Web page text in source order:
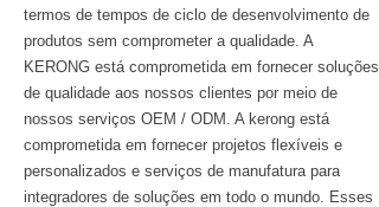
termos de tempos de ciclo de desenvolvimento de
produtos sem comprometer a qualidade. A
KERONG está comprometida em fornecer soluções
de qualidade aos nossos clientes por meio de
nossos serviços OEM / ODM. A kerong está
comprometida em fornecer projetos flexíveis e
personalizados e serviços de manufatura para
integradores de soluções em todo o mundo. Esses